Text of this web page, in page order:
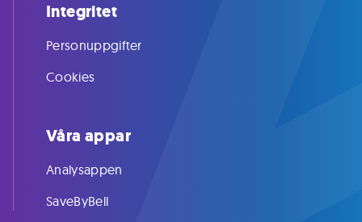
Integritet
Personuppgifter
Cookies
Våra appar
Analysappen
SaveByBell